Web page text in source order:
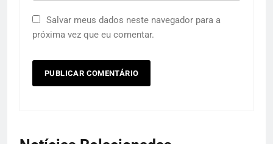
Salvar meus dados neste navegador para a
próxima vez que eu comentar.